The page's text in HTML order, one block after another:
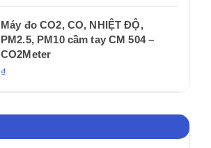
Máy đo CO2, CO, NHIỆT ĐỘ,
PM2.5, PM10 cầm tay CM 504 –
CO2Meter
₫